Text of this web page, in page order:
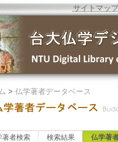
サイトマップ
> 仏学著者データベース
著者検索 検索結果 仏学著